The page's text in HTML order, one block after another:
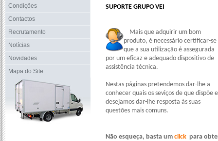
Condições
Contactos
Recrutamento
Notícias
Novidades
Mapa do Site
SUPORTE GRUPO VEI
Mais que adquirir um bom
produto, é necessário certificar-se
que a sua utilização é assegurada
por um eficaz e adequado dispositivo de
assistência técnica.
Nestas páginas pretendemos dar-lhe a
conhecer quais os seviços de que dispõe e
desejamos dar-lhe resposta às suas
questões mais comuns.
Não esqueça, basta um click para